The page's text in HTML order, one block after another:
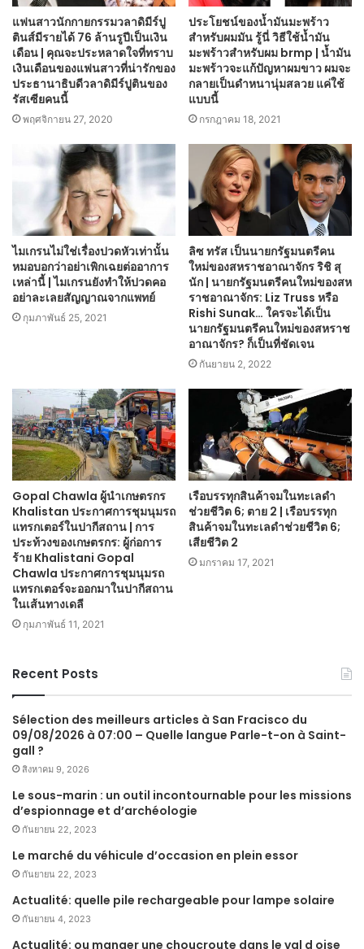
แฟนสาวนักกายกรรมวลาดิมีร์ปู
ตินส์มีรายได้ 76 ล้านรูปีเป็นเงิน
เดือน | คุณจะประหลาดใจที่ทราบ
เงินเดือนของแฟนสาวที่น่ารักของ
ประธานาธิบดีวลาดิมีร์ปูตินของ
รัสเซียคนนี้
พฤศจิกายน 27, 2020
ประโยชน์ของน้ำมันมะพร้าว
สำหรับผมมัน รู้นี่ วิธีใช้น้ำมัน
มะพร้าวสำหรับผม brmp | น้ำมัน
มะพร้าวจะแก้ปัญหาผมขาว ผมจะ
กลายเป็นดำหนานุ่มสลวย แค่ใช้
แบบนี้
กรกฎาคม 18, 2021
ไมเกรนไม่ใช่เรื่องปวดหัวเท่านั้น
หมอบอกว่าอย่าเพิกเฉยต่ออาการ
เหล่านี้ | ไมเกรนยังทำให้ปวดคอ
อย่าละเลยสัญญาณจากแพทย์
กุมภาพันธ์ 25, 2021
ลิซ ทรัส เป็นนายกรัฐมนตรีคน
ใหม่ของสหราชอาณาจักร ริชิ สุ
นัก | นายกรัฐมนตรีคนใหม่ของสห
ราชอาณาจักร: Liz Truss หรือ
Rishi Sunak… ใครจะได้เป็น
นายกรัฐมนตรีคนใหม่ของสหราช
อาณาจักร? ก็เป็นที่ชัดเจน
กันยายน 2, 2022
Gopal Chawla ผู้นำเกษตรกร
Khalistan ประกาศการชุมนุมรถ
แทรกเตอร์ในปากีสถาน | การ
ประท้วงของเกษตรกร: ผู้ก่อการ
ร้าย Khalistani Gopal
Chawla ประกาศการชุมนุมรถ
แทรกเตอร์จะออกมาในปากีสถาน
ในเส้นทางเดลี
กุมภาพันธ์ 11, 2021
เรือบรรทุกสินค้าจมในทะเลดำ
ช่วยชีวิต 6; ตาย 2 | เรือบรรทุก
สินค้าจมในทะเลดำช่วยชีวิต 6;
เสียชีวิต 2
มกราคม 17, 2021
Recent Posts
Sélection des meilleurs articles à San Fracisco du
09/08/2026 à 07:00 – Quelle langue Parle-t-on à Saint-
gall ?
สิงหาคม 9, 2026
Le sous-marin : un outil incontournable pour les missions
d’espionnage et d’archéologie
กันยายน 22, 2023
Le marché du véhicule d’occasion en plein essor
กันยายน 22, 2023
Actualité: quelle pile rechargeable pour lampe solaire
กันยายน 4, 2023
Actualité: ou manger une choucroute dans le val d oise